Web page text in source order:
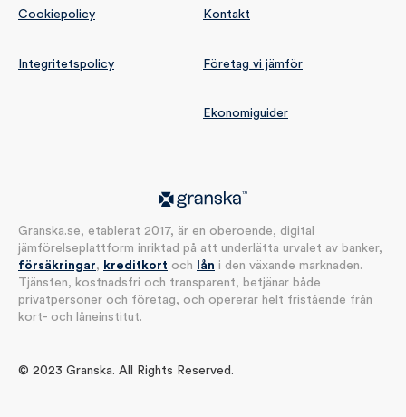
Cookiepolicy
Integritetspolicy
Kontakt
Företag vi jämför
Ekonomiguider
Granska.se, etablerat 2017, är en oberoende, digital
jämförelseplattform inriktad på att underlätta urvalet av banker,
försäkringar, kreditkort och lån i den växande marknaden.
Tjänsten, kostnadsfri och transparent, betjänar både
privatpersoner och företag, och opererar helt fristående från
kort- och låneinstitut.
© 2023 Granska. All Rights Reserved.